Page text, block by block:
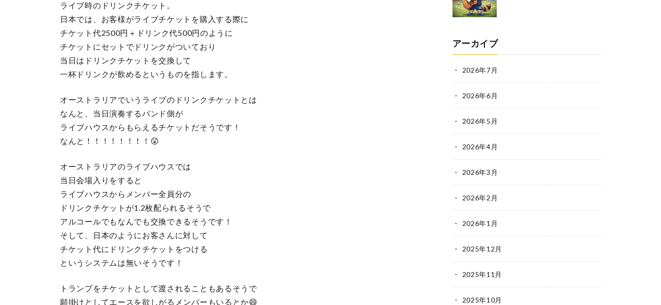
ライブ時のドリンクチケット。
日本では、お客様がライブチケットを購入する際に
チケット代2500円＋ドリンク代500円のように
チケットにセットでドリンクがついており
当日はドリンクチケットを交換して
一杯ドリンクが飲めるというものを指します。
オーストラリアでいうライブのドリンクチケットとは
なんと、当日演奏するバンド側が
ライブハウスからもらえるチケットだそうです！
なんと！！！！！！！！😲
オーストラリアのライブハウスでは
当日会場入りをすると
ライブハウスからメンバー全員分の
ドリンクチケットが1.2枚配られるそうで
アルコールでもなんでも交換できるそうです！
そして、日本のようにお客さんに対して
チケット代にドリンクチケットをつける
というシステムは無いそうです！
トランプをチケットとして渡されることもあるそうで
願掛けとしてエースを欲しがるメンバーもいるとか😄
アーカイブ
2026年7月
2026年6月
2026年5月
2026年4月
2026年3月
2026年2月
2026年1月
2025年12月
2025年11月
2025年10月